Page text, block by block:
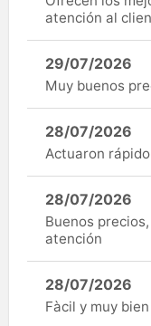
atención al
29/07/2026
Muy buenos
28/07/2026
Actuaron
28/07/2026
Buenos
atención
28/07/2026
Fàcil y muy